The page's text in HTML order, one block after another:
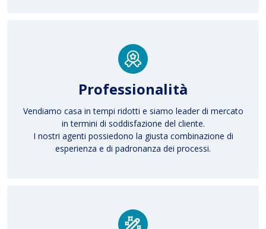
Professionalità
Vendiamo casa in tempi ridotti e siamo leader di mercato
in termini di soddisfazione del cliente.
I nostri agenti possiedono la giusta combinazione di
esperienza e di padronanza dei processi.